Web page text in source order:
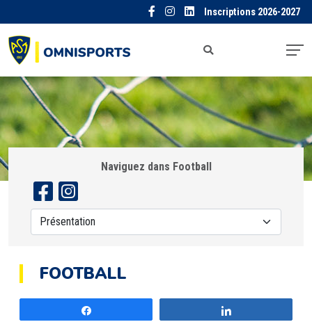
Inscriptions 2026-2027
Naviguez dans Football
FOOTBALL